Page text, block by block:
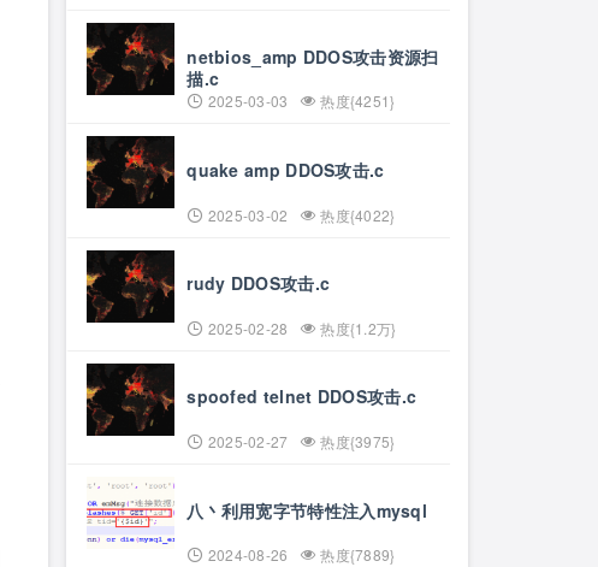
netbios_amp DDOS攻击资源扫
描.c
2025-03-03 热度{4251}
quake amp DDOS攻击.c
2025-03-02 热度{4022}
rudy DDOS攻击.c
2025-02-28 热度{1.2万}
spoofed telnet DDOS攻击.c
2025-02-27 热度{3975}
八丶利用宽字节特性注入mysql
2024-08-26 热度{7889}